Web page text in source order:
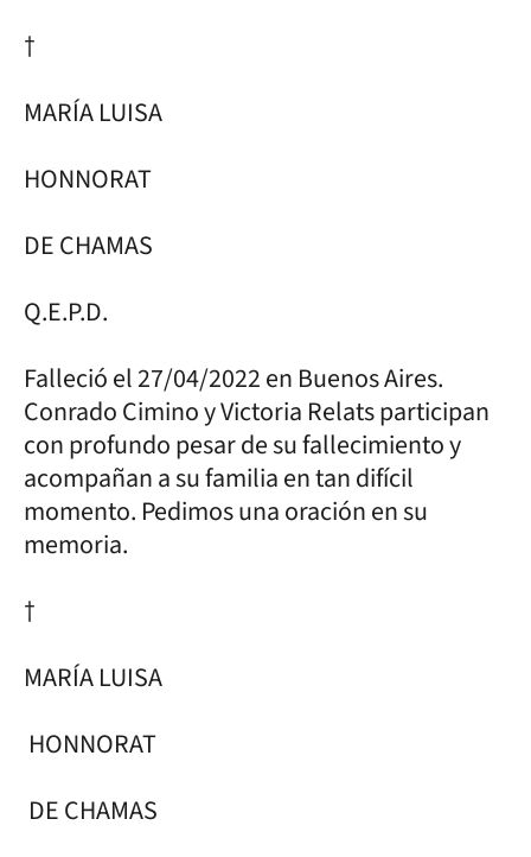
†
MARÍA LUISA
HONNORAT
DE CHAMAS
Q.E.P.D.
Falleció el 27/04/2022 en Buenos Aires.
Conrado Cimino y Victoria Relats participan
con profundo pesar de su fallecimiento y
acompañan a su familia en tan difícil
momento. Pedimos una oración en su
memoria.
†
MARÍA LUISA
HONNORAT
DE CHAMAS